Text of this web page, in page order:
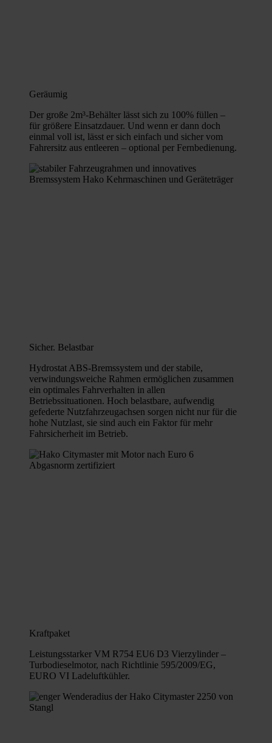
Geräumig
Der große 2m³-Behälter lässt sich zu 100% füllen –
für größere Einsatzdauer. Und wenn er dann doch
einmal voll ist, lässt er sich einfach und sicher vom
Fahrersitz aus entleeren – optional per Fernbedienung.
Sicher. Belastbar
Hydrostat ABS-Bremssystem und der stabile,
verwindungsweiche Rahmen ermöglichen zusammen
ein optimales Fahrverhalten in allen
Betriebssituationen. Hoch belastbare, aufwendig
gefederte Nutzfahrzeugachsen sorgen nicht nur für die
hohe Nutzlast, sie sind auch ein Faktor für mehr
Fahrsicherheit im Betrieb.
Kraftpaket
Leistungsstarker VM R754 EU6 D3 Vierzylinder –
Turbodieselmotor, nach Richtlinie 595/2009/EG,
EURO VI Ladeluftkühler.